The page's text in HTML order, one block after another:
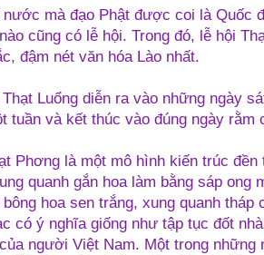
nước mà đạo Phật được coi là Quốc
cũng có lễ hội. Trong đó, lễ hội
đậm nét văn hóa Lào nhất.
Thạt Luổng diễn ra vào những ngày
tuần và kết thúc vào đúng ngày rằm
Phơng là một mô hình kiến trúc
quanh gắn hoa làm bằng sáp ong
hoa sen trắng, xung quanh tháp
có ý nghĩa giống như tập tục đốt
người Việt Nam. Một trong những